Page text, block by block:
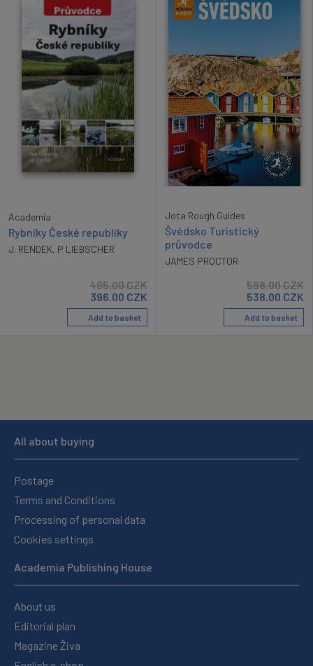
Academia
Rybníky České republiky
J. RENDEK, P LIEBSCHER
495.00CZK
396.00 CZK
Add to basket
Jota Rough Guides
Švédsko Turistický
průvodce
JAMES PROCTOR
598.00CZK
538.00 CZK
Add to basket
All about buying
Postage
Terms and Conditions
Processing of personal data
Cookies settings
Academia Publishing House
About us
Editorial plan
Magazine Živa